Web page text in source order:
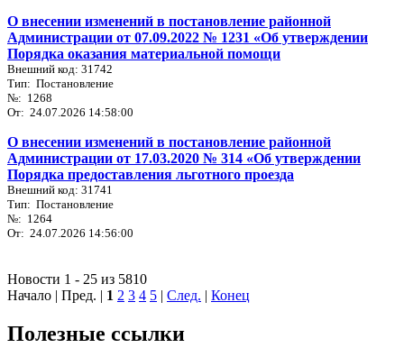
О внесении изменений в постановление районной
Администрации от 07.09.2022 № 1231 «Об утверждении
Порядка оказания материальной помощи
Внешний код: 31742
Тип: Постановление
№: 1268
От: 24.07.2026 14:58:00
О внесении изменений в постановление районной
Администрации от 17.03.2020 № 314 «Об утверждении
Порядка предоставления льготного проезда
Внешний код: 31741
Тип: Постановление
№: 1264
От: 24.07.2026 14:56:00
Новости 1 - 25 из 5810
Начало | Пред. | 1 2 3 4 5 | След. | Конец
Полезные ссылки